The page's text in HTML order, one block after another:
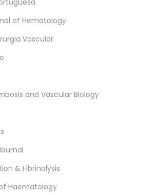
of Hematology
Vascular
and Vascular Biology
& Fibrinolysis
Haematology